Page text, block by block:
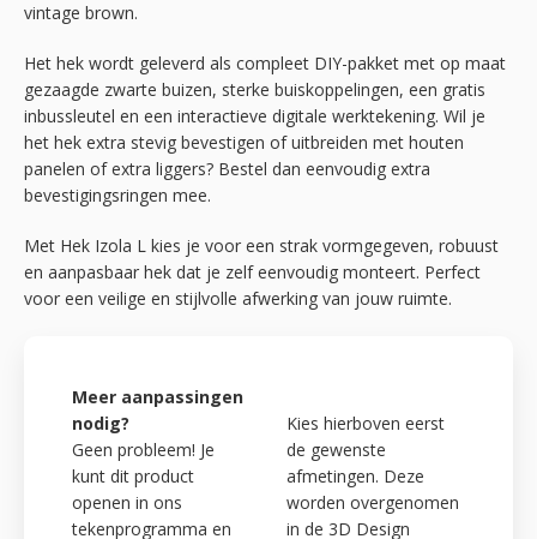
vintage brown.
Het hek wordt geleverd als compleet DIY-pakket met op maat
gezaagde zwarte buizen, sterke buiskoppelingen, een gratis
inbussleutel en een interactieve digitale werktekening. Wil je
het hek extra stevig bevestigen of uitbreiden met houten
panelen of extra liggers? Bestel dan eenvoudig extra
bevestigingsringen mee.
Met Hek Izola L kies je voor een strak vormgegeven, robuust
en aanpasbaar hek dat je zelf eenvoudig monteert. Perfect
voor een veilige en stijlvolle afwerking van jouw ruimte.
Meer aanpassingen
nodig?
Geen probleem! Je
kunt dit product
openen in ons
tekenprogramma en
Kies hierboven eerst
de gewenste
afmetingen. Deze
worden overgenomen
in de 3D Design